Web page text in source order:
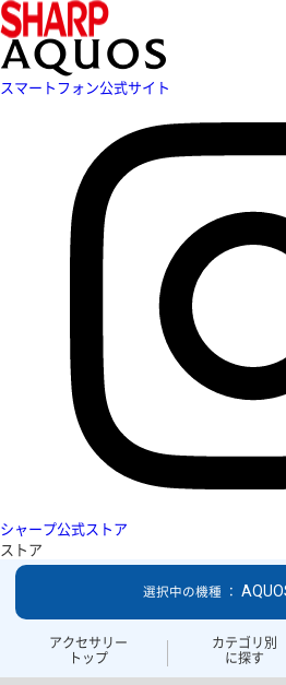
スマートフォン公式サイト
シャープ公式ストア
ストア
アクセサリー
トップ
カテゴリ別
に探す
選択中の機種 ：